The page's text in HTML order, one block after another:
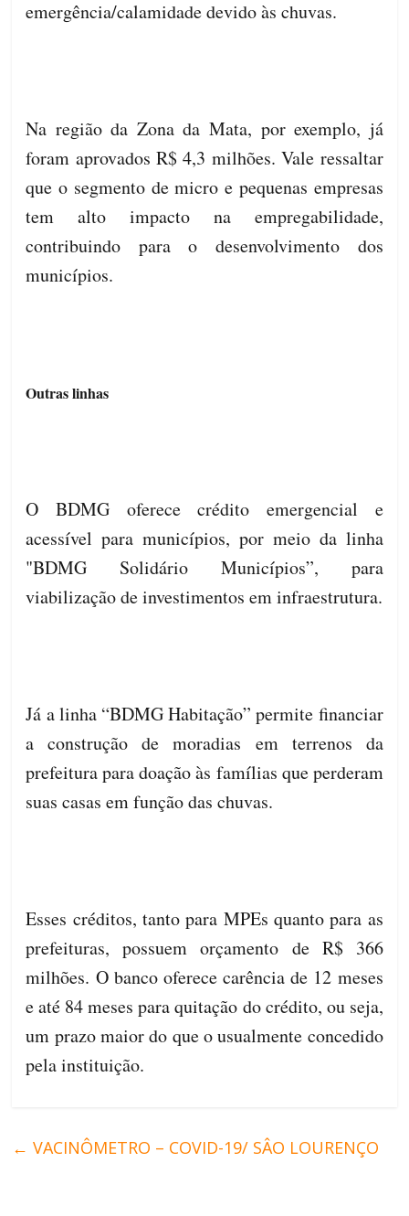
emergência/calamidade devido às chuvas.
Na região da Zona da Mata, por exemplo, já
foram aprovados R$ 4,3 milhões. Vale ressaltar
que o segmento de micro e pequenas empresas
tem alto impacto na empregabilidade,
contribuindo para o desenvolvimento dos
municípios.
Outras linhas
O BDMG oferece crédito emergencial e
acessível para municípios, por meio da linha
"BDMG Solidário Municípios”, para
viabilização de investimentos em infraestrutura.
Já a linha “BDMG Habitação” permite financiar
a construção de moradias em terrenos da
prefeitura para doação às famílias que perderam
suas casas em função das chuvas.
Esses créditos, tanto para MPEs quanto para as
prefeituras, possuem orçamento de R$ 366
milhões. O banco oferece carência de 12 meses
e até 84 meses para quitação do crédito, ou seja,
um prazo maior do que o usualmente concedido
pela instituição.
← VACINÔMETRO – COVID-19/ SÂO LOURENÇO